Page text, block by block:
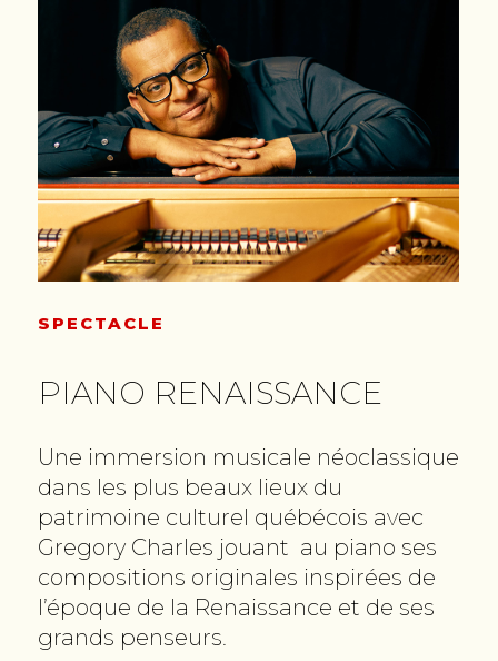
SPECTACLE
PIANO RENAISSANCE
Une immersion musicale néoclassique
dans les plus beaux lieux du
patrimoine culturel québécois avec
Gregory Charles jouant au piano ses
compositions originales inspirées de
l’époque de la Renaissance et de ses
grands penseurs.